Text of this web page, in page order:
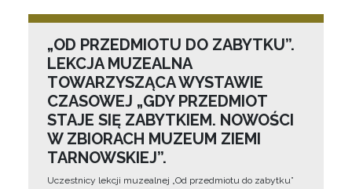
„OD PRZEDMIOTU DO ZABYTKU”.
LEKCJA MUZEALNA
TOWARZYSZĄCA WYSTAWIE
CZASOWEJ „GDY PRZEDMIOT
STAJE SIĘ ZABYTKIEM. NOWOŚCI
W ZBIORACH MUZEUM ZIEMI
TARNOWSKIEJ”.
Uczestnicy lekcji muzealnej „Od przedmiotu do zabytku”